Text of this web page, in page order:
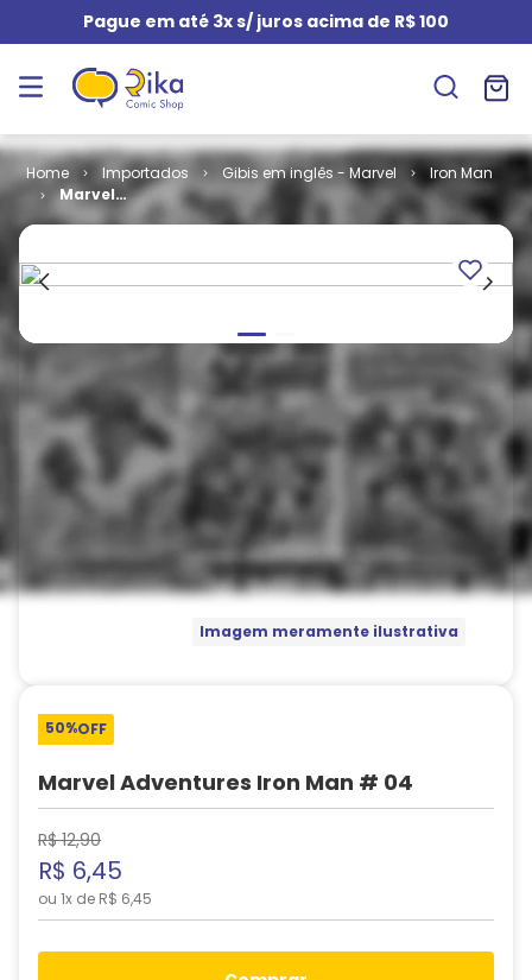
Pague em até 3x s/ juros acima de R$ 100
Importados Gibis em inglês - Marvel
Iron Man
Marvel
Adventures
Imagem meramente ilustrativa
50%OFF
Marvel Adventures Iron Man # 04
R$ 12,90
R$ 6,45
ou 1x de R$ 6,45